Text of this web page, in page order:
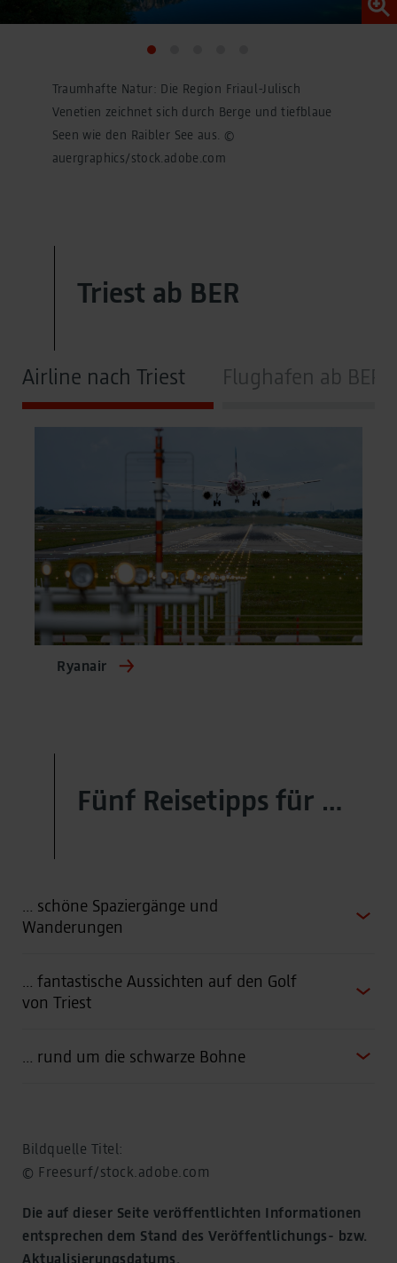
Traumhafte Natur: Die Region Friaul-Julisch
Venetien zeichnet sich durch Berge und tiefblaue
Seen wie den Raibler See aus. ©
auergraphics/stock.adobe.com
Triest ab BER
Airline nach Triest Flughafen ab BER
Ryanair
Fünf Reisetipps für …
… schöne Spaziergänge und
Wanderungen
… fantastische Aussichten auf den Golf
von Triest
… rund um die schwarze Bohne
Bildquelle Titel:
© Freesurf/stock.adobe.com
Die auf dieser Seite veröffentlichten Informationen
entsprechen dem Stand des Veröffentlichungs- bzw.
Aktualisierungsdatums.